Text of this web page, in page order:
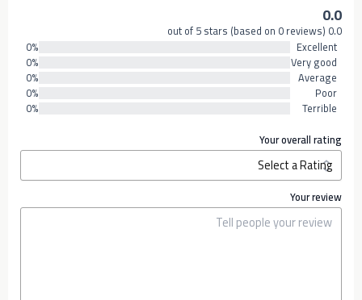
0.0
0.0 out of 5 stars (based on 0 reviews)
Excellent
0%
Very good
0%
Average
0%
Poor
0%
Terrible
0%
Your overall rating
Your review